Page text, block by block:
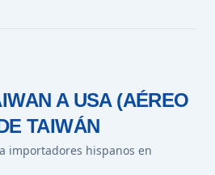
A USA (AÉREO
TAIWÁN
importadores hispanos en